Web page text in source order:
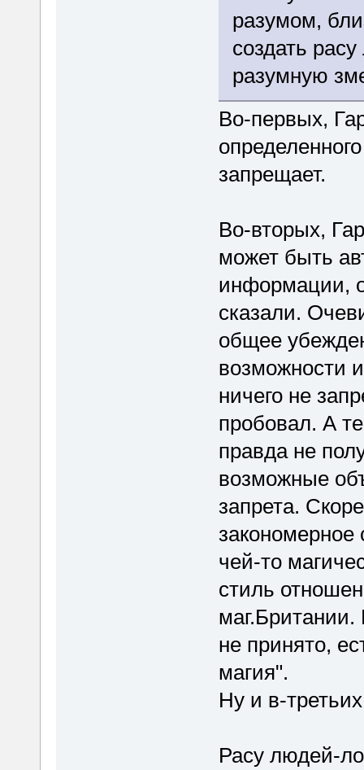
разумом,
создать
разумную
Во-первых,
запрещает.
Во-вторых,
может быть
информации,
сказали.
общее
возможности
ничего не
пробовал. А
правда не
возможные
запрета.
закономерное
чей-то
стиль
не принято,
магия".
Ну и в-
Расу людей-